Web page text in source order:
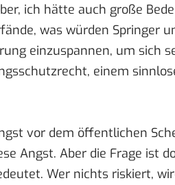
ich hätte auch große
was würden Springer
einzuspannen, um sich
einem
vor dem öffentlichen
Angst. Aber die Frage ist
Wer nichts riskiert,